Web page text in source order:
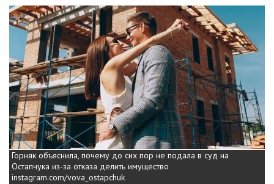
Горняк объяснила, почему до сих пор не подала в суд на
Остапчука из-за отказа делить имущество
instagram.com/vova_ostapchuk